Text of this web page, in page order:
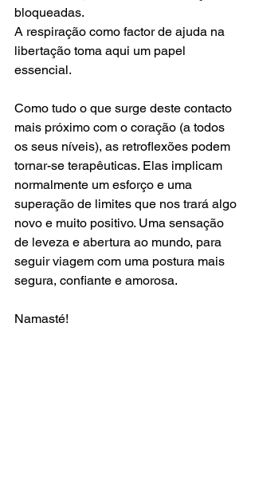
bloqueadas.
A respiração como factor de ajuda na
libertação toma aqui um papel
essencial.
Como tudo o que surge deste contacto
mais próximo com o coração (a todos
os seus níveis), as retroflexões podem
tornar-se terapêuticas. Elas implicam
normalmente um esforço e uma
superação de limites que nos trará algo
novo e muito positivo. Uma sensação
de leveza e abertura ao mundo, para
seguir viagem com uma postura mais
segura, confiante e amorosa.
Namasté!